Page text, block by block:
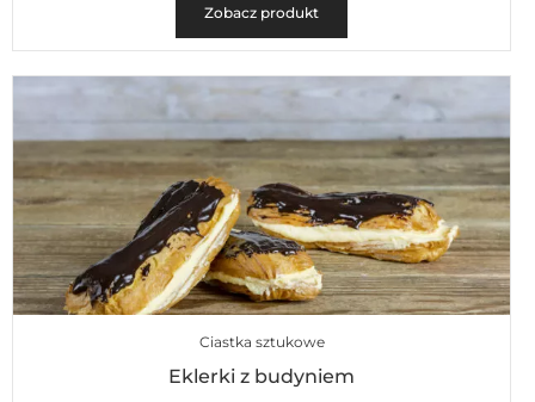
Zobacz produkt
Ciastka sztukowe
Eklerki z budyniem